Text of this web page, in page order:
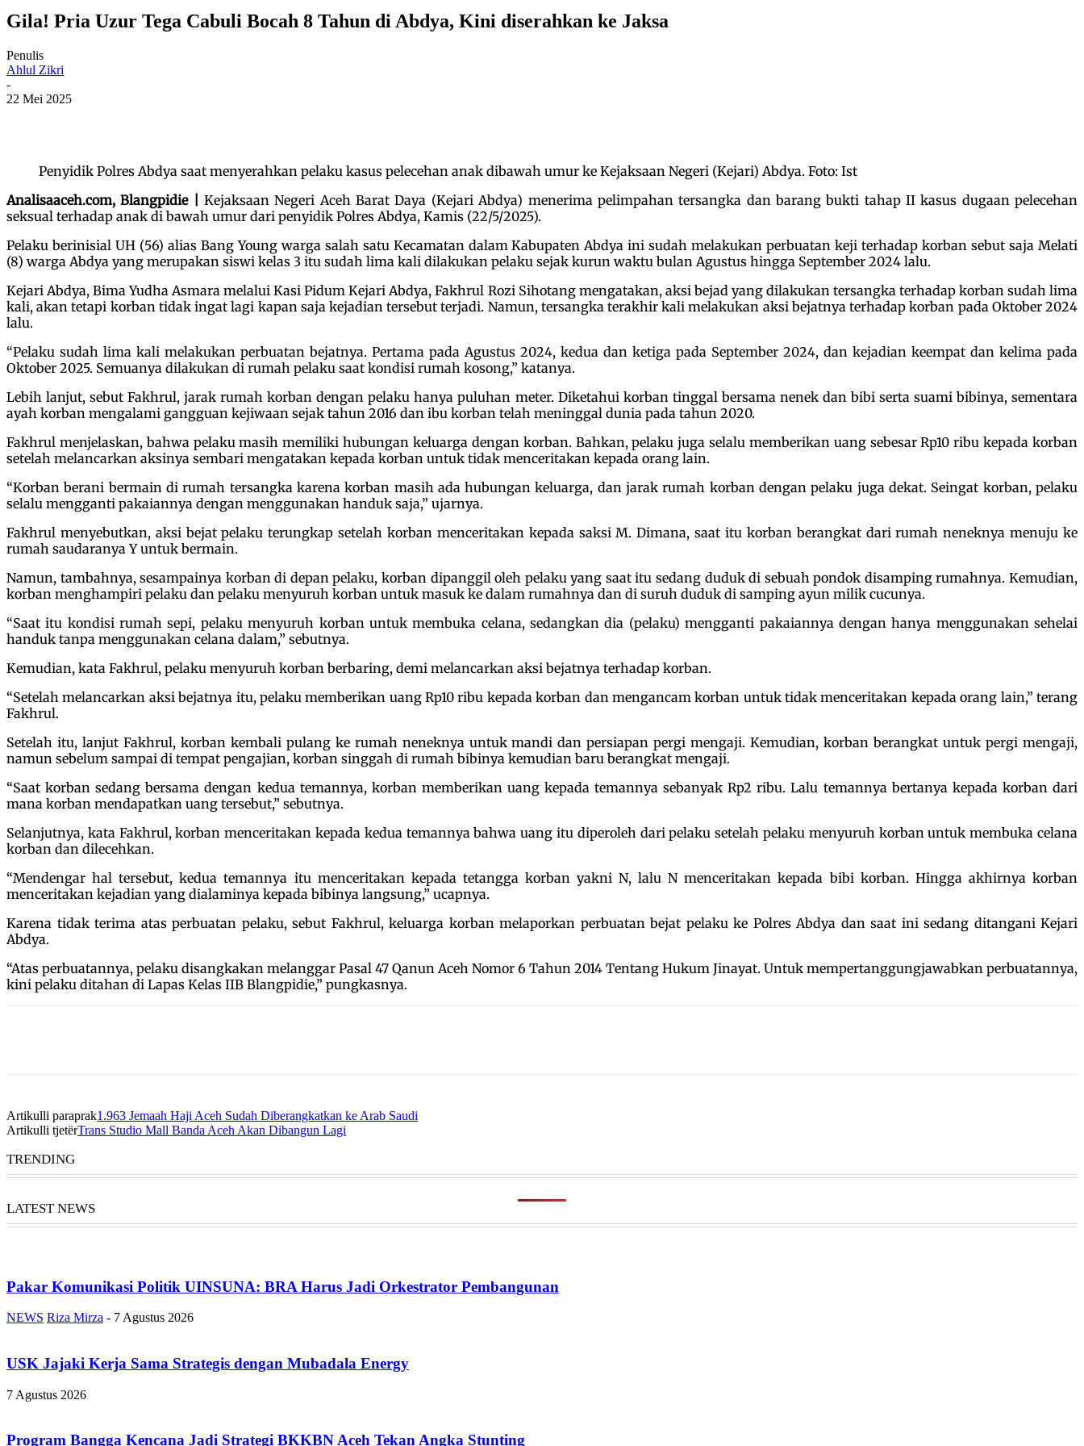
Gila! Pria Uzur Tega Cabuli Bocah 8 Tahun di Abdya, Kini diserahkan ke Jaksa
Penulis
Ahlul Zikri
-
22 Mei 2025
Penyidik Polres Abdya saat menyerahkan pelaku kasus pelecehan anak dibawah umur ke Kejaksaan Negeri (Kejari) Abdya. Foto: Ist
Analisaaceh.com, Blangpidie |
Kejaksaan Negeri Aceh Barat Daya (Kejari Abdya) menerima pelimpahan tersangka dan barang bukti tahap II kasus dugaan pelecehan
seksual terhadap anak di bawah umur dari penyidik Polres Abdya, Kamis (22/5/2025).
Pelaku berinisial UH (56) alias Bang Young warga salah satu Kecamatan dalam Kabupaten Abdya ini sudah melakukan perbuatan keji terhadap korban sebut saja Melati
(8) warga Abdya yang merupakan siswi kelas 3 itu sudah lima kali dilakukan pelaku sejak kurun waktu bulan Agustus hingga September 2024 lalu.
Kejari Abdya, Bima Yudha Asmara melalui Kasi Pidum Kejari Abdya, Fakhrul Rozi Sihotang mengatakan, aksi bejad yang dilakukan tersangka terhadap korban sudah lima
kali, akan tetapi korban tidak ingat lagi kapan saja kejadian tersebut terjadi. Namun, tersangka terakhir kali melakukan aksi bejatnya terhadap korban pada Oktober 2024
lalu.
“Pelaku sudah lima kali melakukan perbuatan bejatnya. Pertama pada Agustus 2024, kedua dan ketiga pada September 2024, dan kejadian keempat dan kelima pada
Oktober 2025. Semuanya dilakukan di rumah pelaku saat kondisi rumah kosong,” katanya.
Lebih lanjut, sebut Fakhrul, jarak rumah korban dengan pelaku hanya puluhan meter. Diketahui korban tinggal bersama nenek dan bibi serta suami bibinya, sementara
ayah korban mengalami gangguan kejiwaan sejak tahun 2016 dan ibu korban telah meninggal dunia pada tahun 2020.
Fakhrul menjelaskan, bahwa pelaku masih memiliki hubungan keluarga dengan korban. Bahkan, pelaku juga selalu memberikan uang sebesar Rp10 ribu kepada korban
setelah melancarkan aksinya sembari mengatakan kepada korban untuk tidak menceritakan kepada orang lain.
“Korban berani bermain di rumah tersangka karena korban masih ada hubungan keluarga, dan jarak rumah korban dengan pelaku juga dekat. Seingat korban, pelaku
selalu mengganti pakaiannya dengan menggunakan handuk saja,” ujarnya.
Fakhrul menyebutkan, aksi bejat pelaku terungkap setelah korban menceritakan kepada saksi M. Dimana, saat itu korban berangkat dari rumah neneknya menuju ke
rumah saudaranya Y untuk bermain.
Namun, tambahnya, sesampainya korban di depan pelaku, korban dipanggil oleh pelaku yang saat itu sedang duduk di sebuah pondok disamping rumahnya. Kemudian,
korban menghampiri pelaku dan pelaku menyuruh korban untuk masuk ke dalam rumahnya dan di suruh duduk di samping ayun milik cucunya.
“Saat itu kondisi rumah sepi, pelaku menyuruh korban untuk membuka celana, sedangkan dia (pelaku) mengganti pakaiannya dengan hanya menggunakan sehelai
handuk tanpa menggunakan celana dalam,” sebutnya.
Kemudian, kata Fakhrul, pelaku menyuruh korban berbaring, demi melancarkan aksi bejatnya terhadap korban.
“Setelah melancarkan aksi bejatnya itu, pelaku memberikan uang Rp10 ribu kepada korban dan mengancam korban untuk tidak menceritakan kepada orang lain,” terang
Fakhrul.
Setelah itu, lanjut Fakhrul, korban kembali pulang ke rumah neneknya untuk mandi dan persiapan pergi mengaji. Kemudian, korban berangkat untuk pergi mengaji,
namun sebelum sampai di tempat pengajian, korban singgah di rumah bibinya kemudian baru berangkat mengaji.
“Saat korban sedang bersama dengan kedua temannya, korban memberikan uang kepada temannya sebanyak Rp2 ribu. Lalu temannya bertanya kepada korban dari
mana korban mendapatkan uang tersebut,” sebutnya.
Selanjutnya, kata Fakhrul, korban menceritakan kepada kedua temannya bahwa uang itu diperoleh dari pelaku setelah pelaku menyuruh korban untuk membuka celana
korban dan dilecehkan.
“Mendengar hal tersebut, kedua temannya itu menceritakan kepada tetangga korban yakni N, lalu N menceritakan kepada bibi korban. Hingga akhirnya korban
menceritakan kejadian yang dialaminya kepada bibinya langsung,” ucapnya.
Karena tidak terima atas perbuatan pelaku, sebut Fakhrul, keluarga korban melaporkan perbuatan bejat pelaku ke Polres Abdya dan saat ini sedang ditangani Kejari
Abdya.
“Atas perbuatannya, pelaku disangkakan melanggar Pasal 47 Qanun Aceh Nomor 6 Tahun 2014 Tentang Hukum Jinayat. Untuk mempertanggungjawabkan perbuatannya,
kini pelaku ditahan di Lapas Kelas IIB Blangpidie,” pungkasnya.
Artikulli paraprak1.963 Jemaah Haji Aceh Sudah Diberangkatkan ke Arab Saudi
Artikulli tjetërTrans Studio Mall Banda Aceh Akan Dibangun Lagi
TRENDING
LATEST NEWS
Pakar Komunikasi Politik UINSUNA: BRA Harus Jadi Orkestrator Pembangunan
NEWS Riza Mirza - 7 Agustus 2026
USK Jajaki Kerja Sama Strategis dengan Mubadala Energy
7 Agustus 2026
Program Bangga Kencana Jadi Strategi BKKBN Aceh Tekan Angka Stunting